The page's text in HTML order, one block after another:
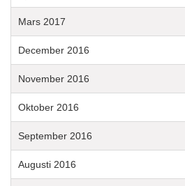
Mars 2017
December 2016
November 2016
Oktober 2016
September 2016
Augusti 2016